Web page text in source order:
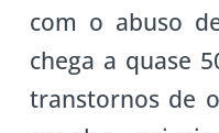
com o abuso
chega a quase
transtornos de